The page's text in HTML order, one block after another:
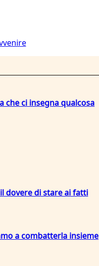
che ci insegna qualcosa
il dovere di stare ai fatti
a combatterla insieme